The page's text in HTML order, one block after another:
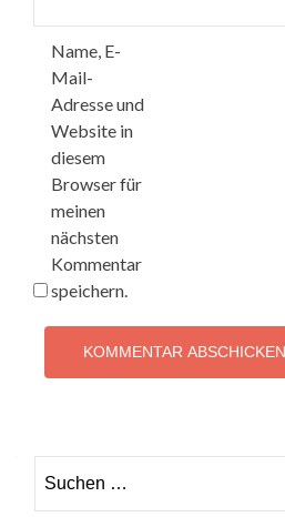
Name, E-
Mail-
Adresse und
Website in
diesem
Browser für
meinen
nächsten
Kommentar
speichern.
nach: